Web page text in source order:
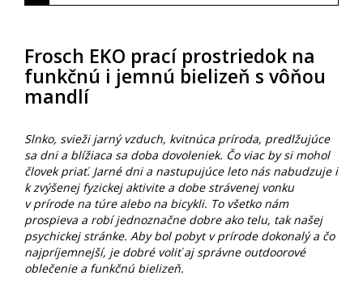
Frosch EKO prací prostriedok na
funkčnú i jemnú bielizeň s vôňou
mandlí
Slnko, svieži jarný vzduch, kvitnúca príroda, predlžujúce
sa dni a blížiaca sa doba dovoleniek. Čo viac by si mohol
človek priať. Jarné dni a nastupujúce leto nás nabudzuje i
k zvýšenej fyzickej aktivite a dobe strávenej vonku
v prírode na túre alebo na bicykli. To všetko nám
prospieva a robí jednoznačne dobre ako telu, tak našej
psychickej stránke. Aby bol pobyt v prírode dokonalý a čo
najpríjemnejší, je dobré voliť aj správne outdoorové
oblečenie a funkčnú bielizeň.